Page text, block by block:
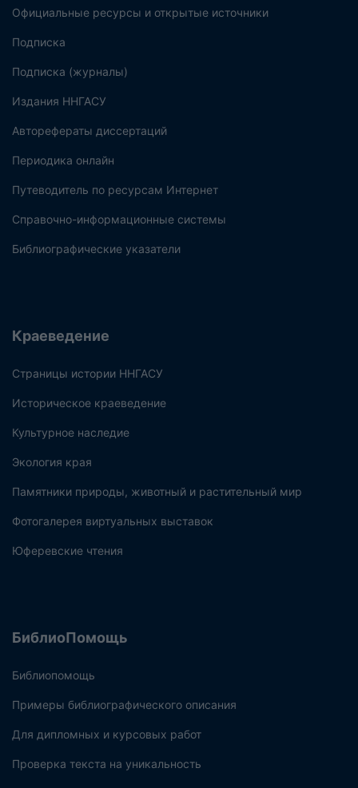
Официальные ресурсы и открытые источники
Подписка
Подписка (журналы)
Издания ННГАСУ
Авторефераты диссертаций
Периодика онлайн
Путеводитель по ресурсам Интернет
Справочно-информационные системы
Библиографические указатели
Краеведение
Страницы истории ННГАСУ
Историческое краеведение
Культурное наследие
Экология края
Памятники природы, животный и растительный мир
Фотогалерея виртуальных выставок
Юферевские чтения
БиблиоПомощь
Библиопомощь
Примеры библиографического описания
Для дипломных и курсовых работ
Проверка текста на уникальность